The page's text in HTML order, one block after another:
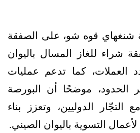
قوه شو، على الصفقة
شراء للغاز المسال باليوان
العملات، كما تدعم عمليات
الحدود، موضحًا أن البورصة
الدوليين، وتعزز بناء
لأعمال التسوية باليوان الصيني.